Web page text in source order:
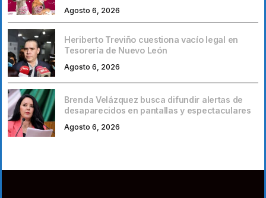
Agosto 6, 2026
Heriberto Treviño cuestiona vacío legal en
Tesorería de Nuevo León
Agosto 6, 2026
Brenda Velázquez busca difundir alertas de
desaparecidos en pantallas y espectaculares
Agosto 6, 2026